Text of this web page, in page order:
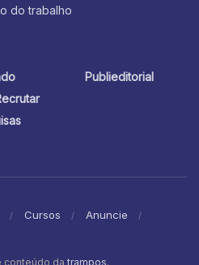
do trabalho
Publieditorial
Cursos
Anuncie
conteúdo da trampos.